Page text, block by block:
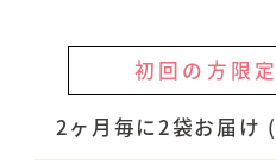
初回の方限定
2ヶ月毎に2袋お届け (